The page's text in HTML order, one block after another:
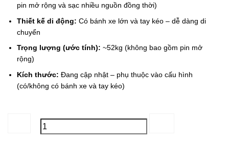
pin mở rộng và sạc nhiều nguồn đồng thời)
Thiết kế di động: Có bánh xe lớn và tay kéo – dễ dàng di
chuyển
Trọng lượng (ước tính): ~52kg (không bao gồm pin mở
rộng)
Kích thước: Đang cập nhật – phụ thuộc vào cấu hình
(có/không có bánh xe và tay kéo)